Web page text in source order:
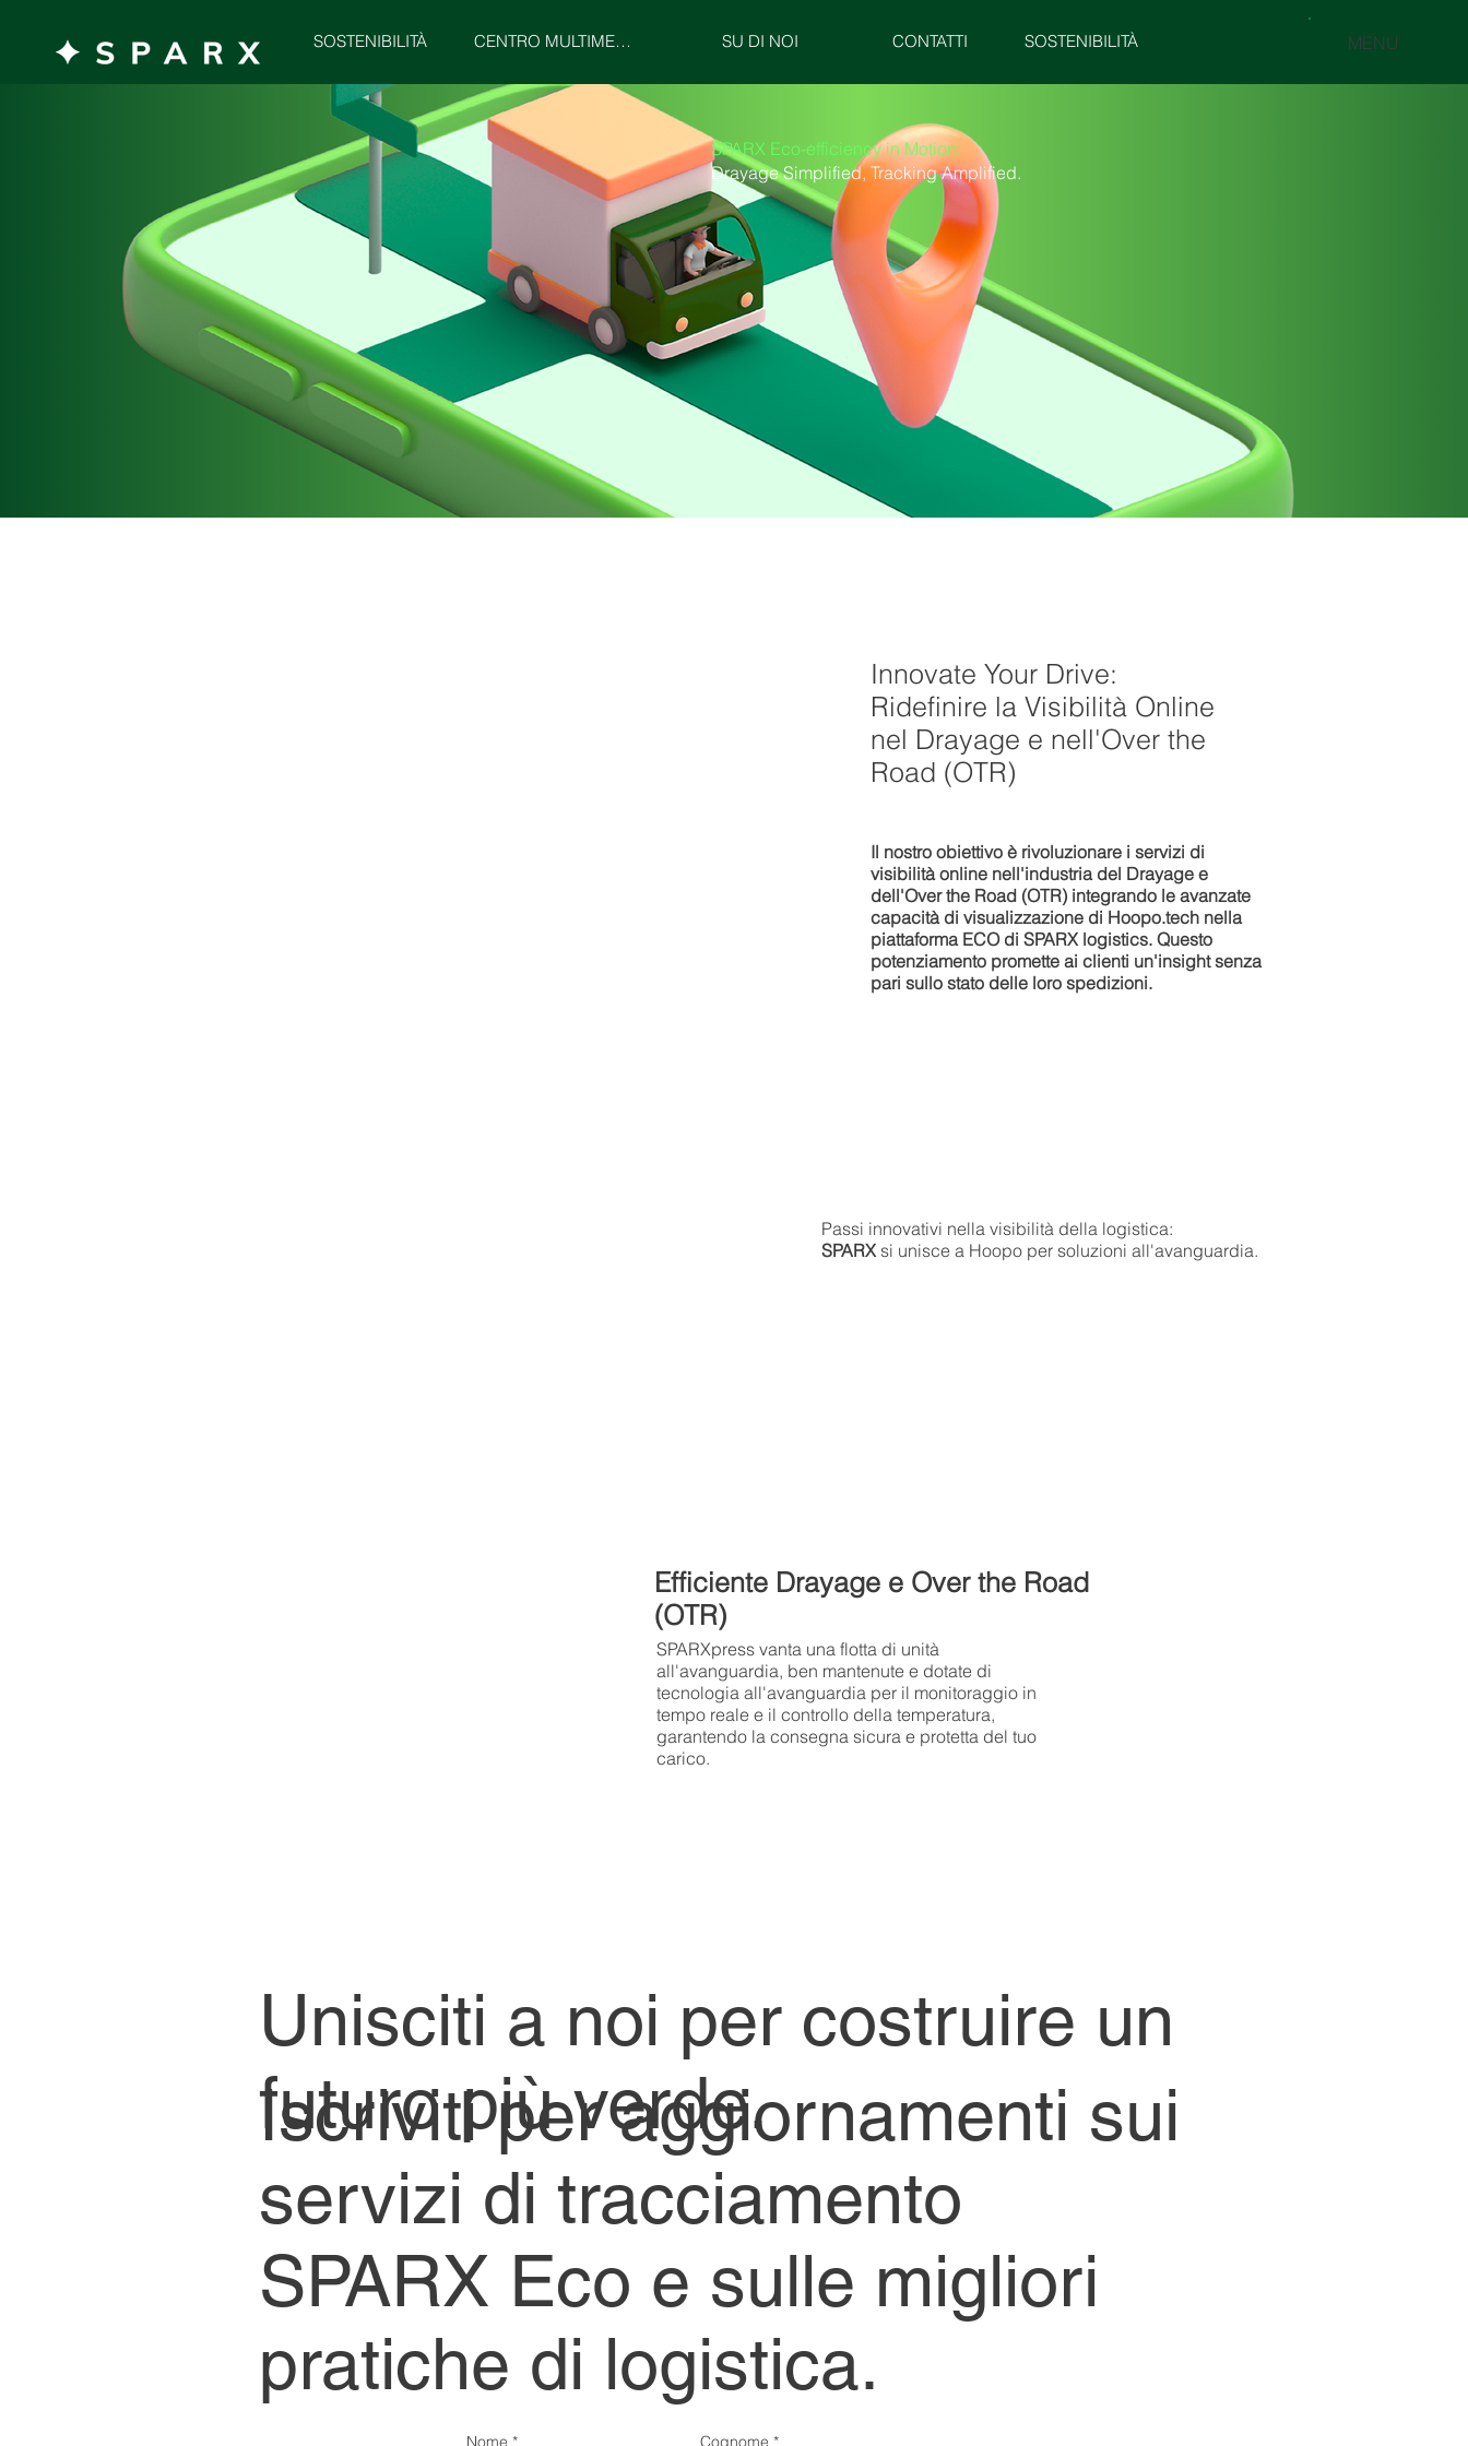
SOSTENIBILITÀ CENTRO MULTIMEDIALE SU DI NOI CONTATTI SOSTENIBILITÀ MENU
SPARX Eco-efficiency in Motion:
Drayage Simplified, Tracking Amplified.
Innovate Your Drive:
Ridefinire la Visibilità Online
nel Drayage e nell'Over the
Road (OTR)
Il nostro obiettivo è rivoluzionare i servizi di
visibilità online nell'industria del Drayage e
dell'Over the Road (OTR) integrando le avanzate
capacità di visualizzazione di Hoopo.tech nella
piattaforma ECO di SPARX logistics. Questo
potenziamento promette ai clienti un'insight senza
pari sullo stato delle loro spedizioni.
Passi innovativi nella visibilità della logistica:
SPARX si unisce a Hoopo per soluzioni all'avanguardia.
Efficiente Drayage e Over the Road
(OTR)
SPARXpress vanta una flotta di unità
all'avanguardia, ben mantenute e dotate di
tecnologia all'avanguardia per il monitoraggio in
tempo reale e il controllo della temperatura,
garantendo la consegna sicura e protetta del tuo
carico.
Unisciti a noi per costruire un
futuro più verde.
Iscriviti per aggiornamenti sui
servizi di tracciamento
SPARX Eco e sulle migliori
pratiche di logistica.
Nome * Cognome *